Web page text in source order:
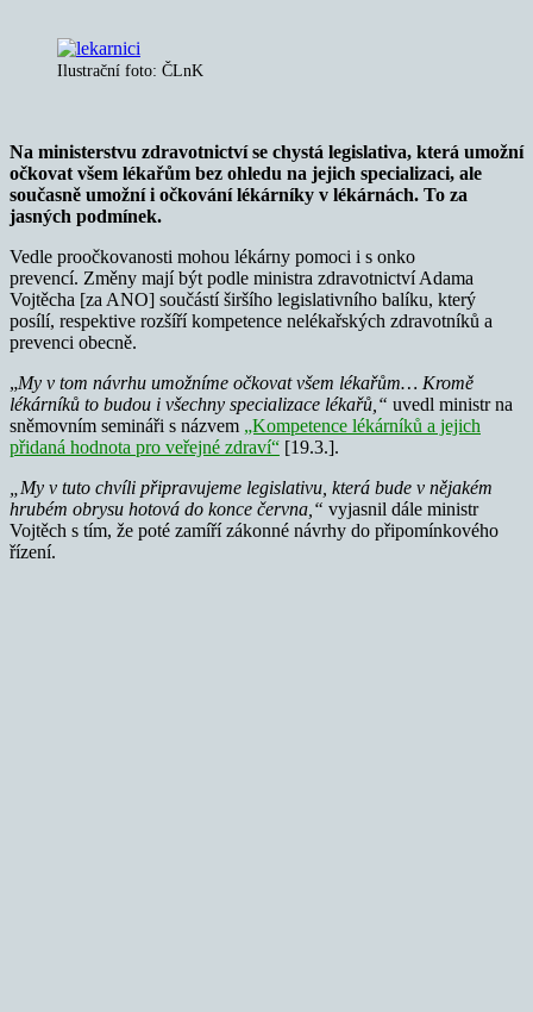
Ilustrační foto: ČLnK
Na ministerstvu zdravotnictví se chystá legislativa, která umožní
očkovat všem lékařům bez ohledu na jejich specializaci, ale
současně umožní i očkování lékárníky v lékárnách. To za
jasných podmínek.
Vedle proočkovanosti mohou lékárny pomoci i s onko
prevencí. Změny mají být podle ministra zdravotnictví Adama
Vojtěcha [za ANO] součástí širšího legislativního balíku, který
posílí, respektive rozšíří kompetence nelékařských zdravotníků a
prevenci obecně.
„My v tom návrhu umožníme očkovat všem lékařům… Kromě
lékárníků to budou i všechny specializace lékařů,“ uvedl ministr na
sněmovním semináři s názvem „Kompetence lékárníků a jejich
přidaná hodnota pro veřejné zdraví“ [19.3.].
„My v tuto chvíli připravujeme legislativu, která bude v nějakém
hrubém obrysu hotová do konce června,“ vyjasnil dále ministr
Vojtěch s tím, že poté zamíří zákonné návrhy do připomínkového
řízení.